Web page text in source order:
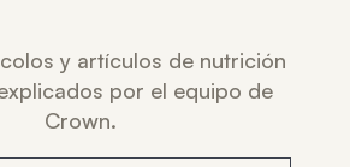
y artículos de nutrición
por el equipo de
Crown.